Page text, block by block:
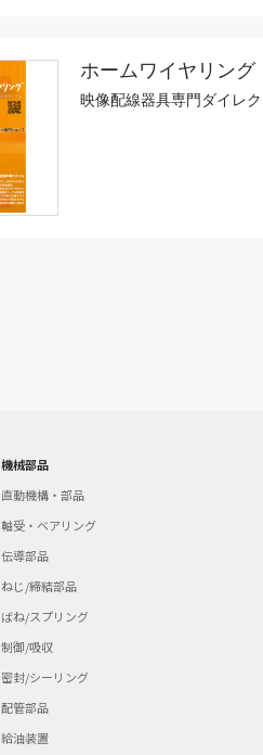
ホームワイヤリン
映像配線器具専門ダイレ
機械部品
直動機構・部品
軸受・ベアリング
伝導部品
ねじ/締結部品
ばね/スプリング
制御/吸収
密封/シーリング
配管部品
給油装置